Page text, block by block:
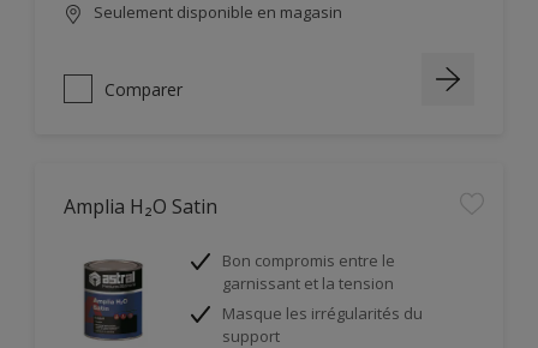
Seulement disponible en magasin
Comparer
Amplia H₂O Satin
Bon compromis entre le
garnissant et la tension
Masque les irrégularités du
support